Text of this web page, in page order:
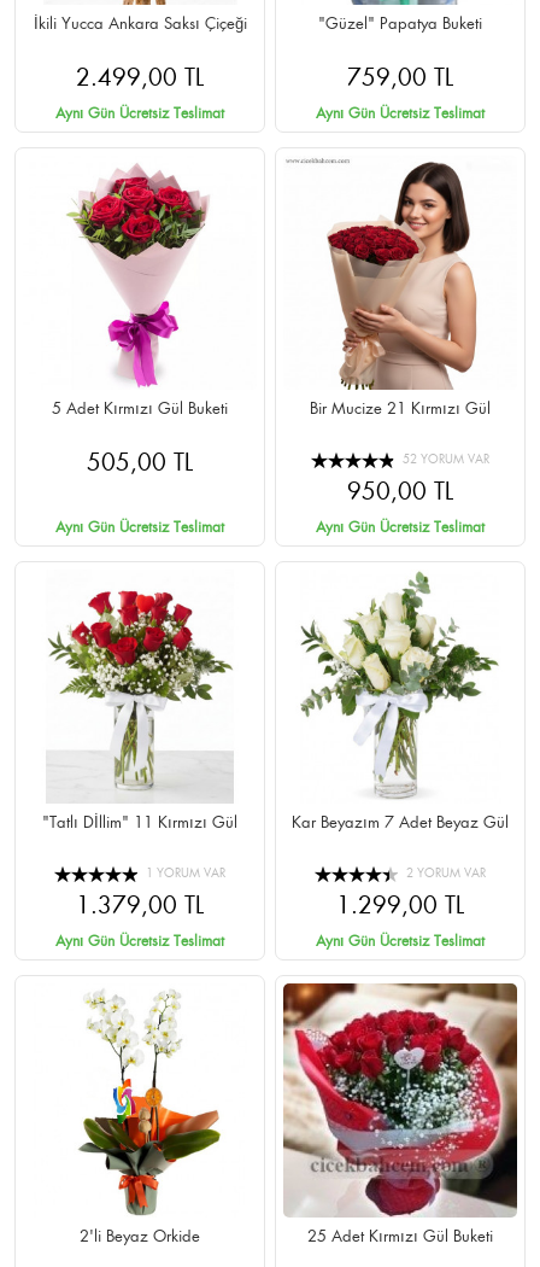
İkili Yucca Ankara Saksı Çiçeği
2.499,00 TL
Aynı Gün Ücretsiz Teslimat
"Güzel" Papatya Buketi
759,00 TL
Aynı Gün Ücretsiz Teslimat
5 Adet Kırmızı Gül Buketi
505,00 TL
Aynı Gün Ücretsiz Teslimat
Bir Mucize 21 Kırmızı Gül
52 YORUM VAR
950,00 TL
Aynı Gün Ücretsiz Teslimat
"Tatlı Dİllim" 11 Kırmızı Gül
1 YORUM VAR
1.379,00 TL
Aynı Gün Ücretsiz Teslimat
Kar Beyazım 7 Adet Beyaz Gül
2 YORUM VAR
1.299,00 TL
Aynı Gün Ücretsiz Teslimat
2'li Beyaz Orkide 25 Adet Kırmızı Gül Buketi